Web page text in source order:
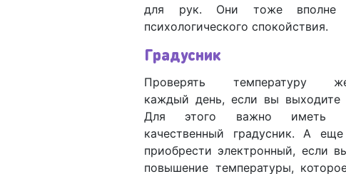
для рук. Они тоже
психологического спокойствия.
Градусник
Проверять температуру
каждый день, если вы выходите
Для этого важно иметь
качественный градусник. А
приобрести электронный, если
повышение температуры,